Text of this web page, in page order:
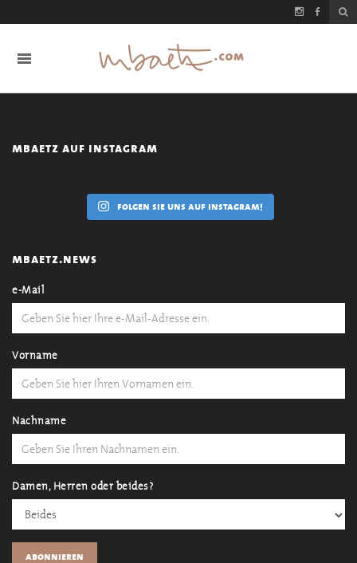
mbaetz auf instagram
folgen sie uns auf instagram!
mbaetz.news
e-Mail
Vorname
Nachname
Damen, Herren oder beides?